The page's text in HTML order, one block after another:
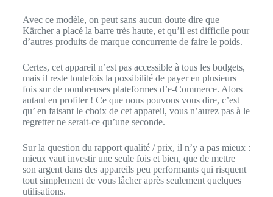
Avec ce modèle, on peut sans aucun doute dire que
Kärcher a placé la barre très haute, et qu’il est difficile pour
d’autres produits de marque concurrente de faire le poids.
Certes, cet appareil n’est pas accessible à tous les budgets,
mais il reste toutefois la possibilité de payer en plusieurs
fois sur de nombreuses plateformes d’e-Commerce. Alors
autant en profiter ! Ce que nous pouvons vous dire, c’est
qu’ en faisant le choix de cet appareil, vous n’aurez pas à le
regretter ne serait-ce qu’une seconde.
Sur la question du rapport qualité / prix, il n’y a pas mieux :
mieux vaut investir une seule fois et bien, que de mettre
son argent dans des appareils peu performants qui risquent
tout simplement de vous lâcher après seulement quelques
utilisations.